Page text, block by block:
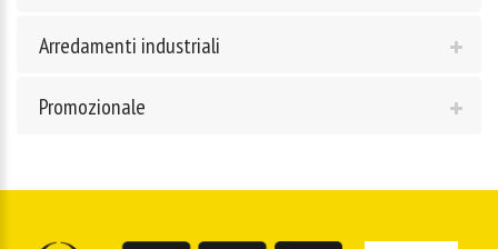
Arredamenti industriali
Promozionale